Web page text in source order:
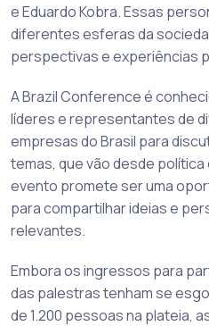
e Eduardo Kobra. Essas
diferentes esferas da
perspectivas e experiências
A Brazil Conference é
líderes e representantes de
empresas do Brasil para
temas, que vão desde
evento promete ser uma
para compartilhar ideias e
relevantes.
Embora os ingressos para
das palestras tenham se
de 1.200 pessoas na plateia,